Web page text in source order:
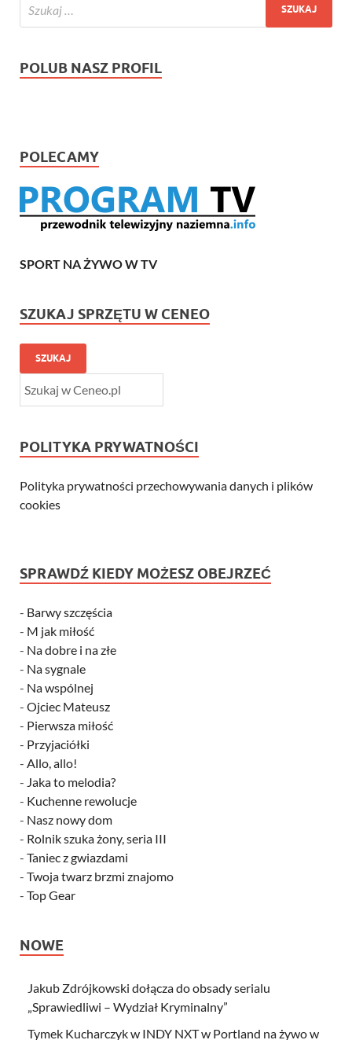
POLUB NASZ PROFIL
POLECAMY
SPORT NA ŻYWO W TV
SZUKAJ SPRZĘTU W CENEO
SZUKAJ
POLITYKA PRYWATNOŚCI
Polityka prywatności przechowywania danych i plików
cookies
SPRAWDŹ KIEDY MOŻESZ OBEJRZEĆ
- Barwy szczęścia
- M jak miłość
- Na dobre i na złe
- Na sygnale
- Na wspólnej
- Ojciec Mateusz
- Pierwsza miłość
- Przyjaciółki
- Allo, allo!
- Jaka to melodia?
- Kuchenne rewolucje
- Nasz nowy dom
- Rolnik szuka żony, seria III
- Taniec z gwiazdami
- Twoja twarz brzmi znajomo
- Top Gear
NOWE
Jakub Zdrójkowski dołącza do obsady serialu
„Sprawiedliwi – Wydział Kryminalny”
Tymek Kucharczyk w INDY NXT w Portland na żywo w